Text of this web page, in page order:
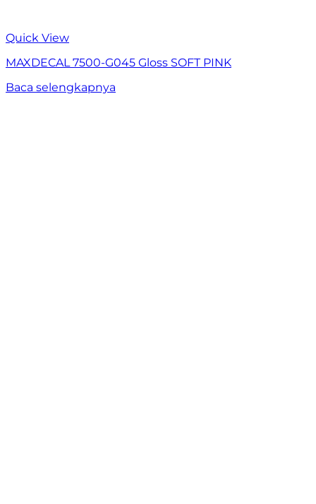
Quick View
MAXDECAL 7500-G045 Gloss SOFT PINK
Baca selengkapnya